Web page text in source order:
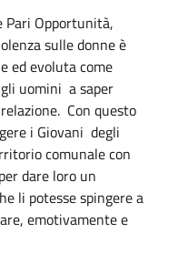
Pari Opportunità,
sulle donne è
ed evoluta come
uomini a saper
Con questo
i Giovani degli
comunale con
dare loro un
li potesse spingere a
emotivamente e